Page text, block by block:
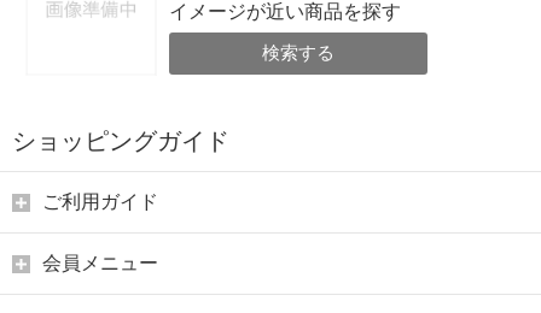
イメージが近い商品を探す
検索する
ショッピングガイド
ご利用ガイド
会員メニュー